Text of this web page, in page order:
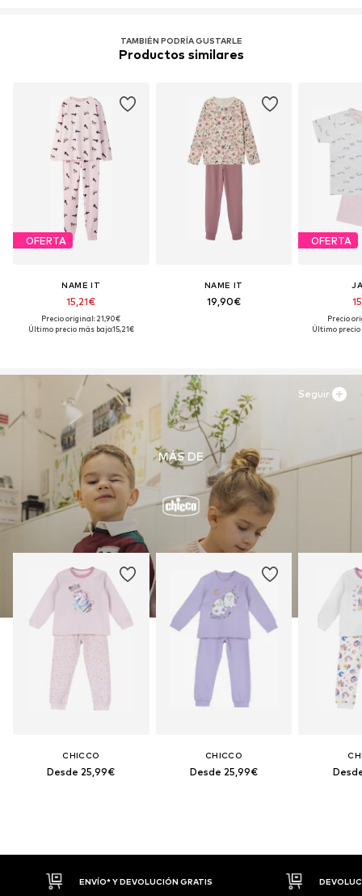
TAMBIÉN PODRÍA GUSTARLE
Productos similares
OFERTA
NAME IT
15,21€
Precio original: 21,90€
Último precio más bajo:15,21€
NAME IT
19,90€
OFERTA
Precio
Último precio
MÁS DE
CHICCO
Desde 25,99€
CHICCO
Desde 25,99€
Seguir
Y DEVOLUCIÓN GRATIS DEVOLUCIONES HASTA 30